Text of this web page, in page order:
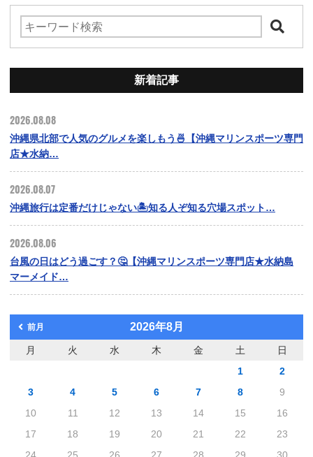
新着記事
2026.08.08
沖縄県北部で人気のグルメを楽しもう🍜【沖縄マリンスポーツ専門
店★水納…
2026.08.07
沖縄旅行は定番だけじゃない🏝️知る人ぞ知る穴場スポット…
2026.08.06
台風の日はどう過ごす？🤔【沖縄マリンスポーツ専門店★水納島
マーメイド…
前月 2026年8月
月 火 水 木 金 土
日
1
2
3
4 5 6 7 8
9
10
11 12 13 14 15
16
17
18 19 20 21 22
23
24
25 26 27 28 29 30